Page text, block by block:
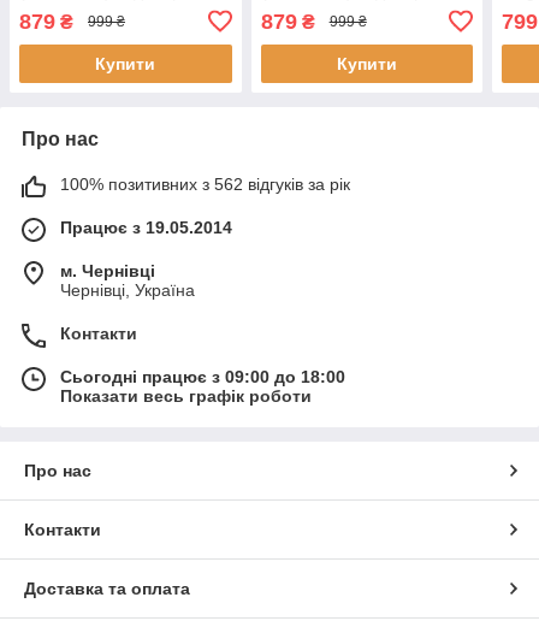
аналог від Gravitone
879 ₴ 999 ₴
Купити
аналог від Gravitone
879₴ 999 ₴
Купити
799
Про нас
100% позитивних з 562 відгуків за рік
Працює з 19.05.2014
м. Чернівці
Чернівці, Україна
Контакти
Сьогодні працює з 09:00 до 18:00
Показати весь графік роботи
Про нас
Контакти
Доставка та оплата